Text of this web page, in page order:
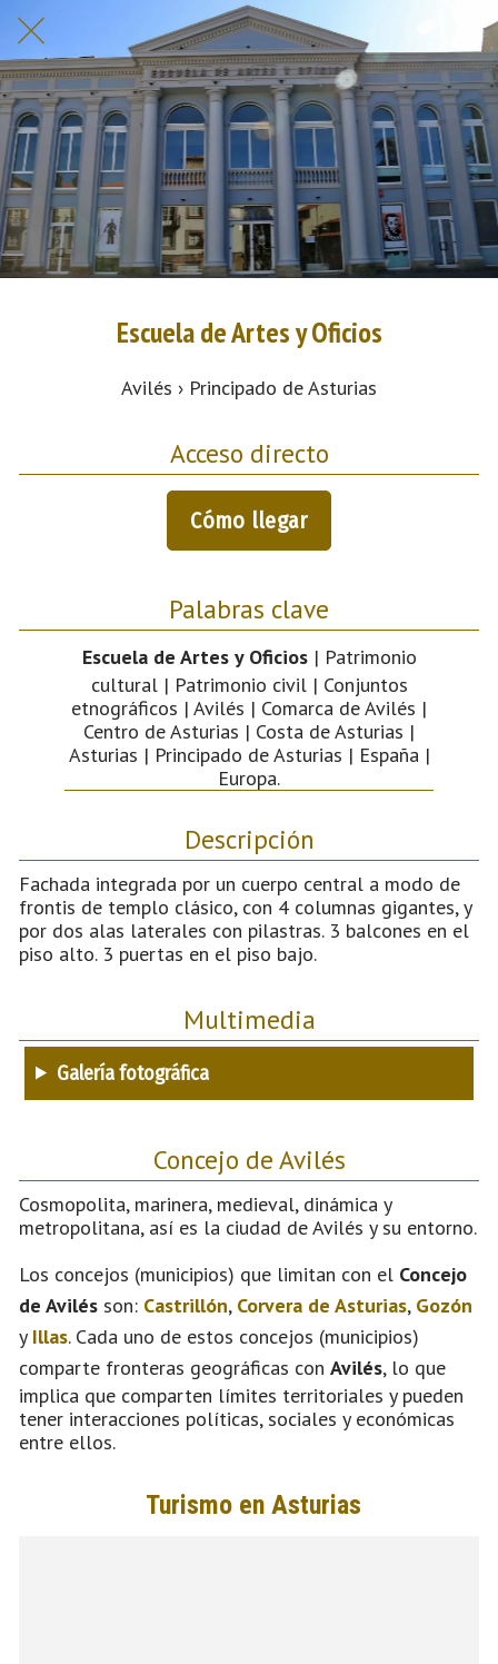
Escuela de Artes y Oficios
Avilés › Principado de Asturias
Acceso directo
Cómo llegar
Palabras clave
Escuela de Artes y Oficios| Patrimonio
cultural | Patrimonio civil | Conjuntos
etnográficos | Avilés | Comarca de Avilés |
Centro de Asturias | Costa de Asturias |
Asturias | Principado de Asturias | España |
Europa.
Descripción
Fachada integrada por un cuerpo central a modo de
frontis de templo clásico, con 4 columnas gigantes, y
por dos alas laterales con pilastras. 3 balcones en el
piso alto. 3 puertas en el piso bajo.
Multimedia
Galería fotográfica
Concejo de Avilés
Cosmopolita, marinera, medieval, dinámica y
metropolitana, así es la ciudad de Avilés y su entorno.
Los concejos (municipios) que limitan con el Concejo
de Avilés son: Castrillón, Corvera de Asturias, Gozón
y Illas. Cada uno de estos concejos (municipios)
comparte fronteras geográficas con Avilés, lo que
implica que comparten límites territoriales y pueden
tener interacciones políticas, sociales y económicas
entre ellos.